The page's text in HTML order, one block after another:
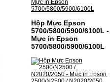
Hộp Mực Epson
5700/5800/5900/6100L -
Mực in Epson
5700/5800/5900/6100L